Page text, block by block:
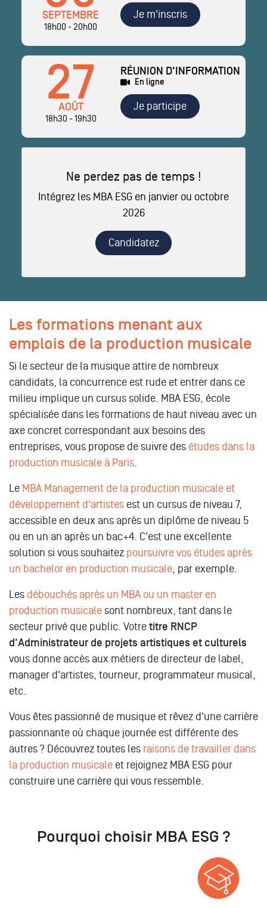
SEPTEMBRE
18h00 - 20h00
Je m'inscris
27
AOÛT
18h30 - 19h30
RÉUNION D'INFORMATION
En ligne
Je participe
Ne perdez pas de temps !
Intégrez les MBA ESG en janvier ou octobre
2026
Candidatez
Les formations menant aux
emplois de la production musicale
Si le secteur de la musique attire de nombreux
candidats, la concurrence est rude et entrer dans ce
milieu implique un cursus solide. MBA ESG, école
spécialisée dans les formations de haut niveau avec un
axe concret correspondant aux besoins des
entreprises, vous propose de suivre des études dans la
production musicale à Paris.
Le MBA Management de la production musicale et
développement d'artistes est un cursus de niveau 7,
accessible en deux ans après un diplôme de niveau 5
ou en un an après un bac+4. C'est une excellente
solution si vous souhaitez poursuivre vos études après
un bachelor en production musicale, par exemple.
Les débouchés après un MBA ou un master en
production musicale sont nombreux, tant dans le
secteur privé que public. Votre titre RNCP
d'Administrateur de projets artistiques et culturels
vous donne accès aux métiers de directeur de label,
manager d'artistes, tourneur, programmateur musical,
etc.
Vous êtes passionné de musique et rêvez d'une carrière
passionnante où chaque journée est différente des
autres ? Découvrez toutes les raisons de travailler dans
la production musicale et rejoignez MBA ESG pour
construire une carrière qui vous ressemble.
Pourquoi choisir MBA ESG ?